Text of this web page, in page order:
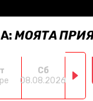
МОЯТА
Сб
08.08.2026